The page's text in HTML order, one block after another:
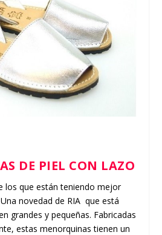
DE PIEL CON LAZO
los que están teniendo mejor
novedad de RIA que está
grandes y pequeñas. Fabricadas
estas menorquinas tienen un